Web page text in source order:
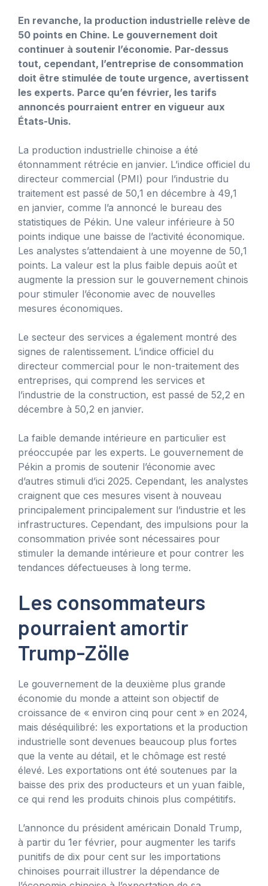
En revanche, la production industrielle relève de
50 points en Chine. Le gouvernement doit
continuer à soutenir l’économie. Par-dessus
tout, cependant, l’entreprise de consommation
doit être stimulée de toute urgence, avertissent
les experts. Parce qu’en février, les tarifs
annoncés pourraient entrer en vigueur aux
États-Unis.
La production industrielle chinoise a été
étonnamment rétrécie en janvier. L’indice officiel du
directeur commercial (PMI) pour l’industrie du
traitement est passé de 50,1 en décembre à 49,1
en janvier, comme l’a annoncé le bureau des
statistiques de Pékin. Une valeur inférieure à 50
points indique une baisse de l’activité économique.
Les analystes s’attendaient à une moyenne de 50,1
points. La valeur est la plus faible depuis août et
augmente la pression sur le gouvernement chinois
pour stimuler l’économie avec de nouvelles
mesures économiques.
Le secteur des services a également montré des
signes de ralentissement. L’indice officiel du
directeur commercial pour le non-traitement des
entreprises, qui comprend les services et
l’industrie de la construction, est passé de 52,2 en
décembre à 50,2 en janvier.
La faible demande intérieure en particulier est
préoccupée par les experts. Le gouvernement de
Pékin a promis de soutenir l’économie avec
d’autres stimuli d’ici 2025. Cependant, les analystes
craignent que ces mesures visent à nouveau
principalement principalement sur l’industrie et les
infrastructures. Cependant, des impulsions pour la
consommation privée sont nécessaires pour
stimuler la demande intérieure et pour contrer les
tendances défectueuses à long terme.
Les consommateurs
pourraient amortir
Trump-Zölle
Le gouvernement de la deuxième plus grande
économie du monde a atteint son objectif de
croissance de « environ cinq pour cent » en 2024,
mais déséquilibré: les exportations et la production
industrielle sont devenues beaucoup plus fortes
que la vente au détail, et le chômage est resté
élevé. Les exportations ont été soutenues par la
baisse des prix des producteurs et un yuan faible,
ce qui rend les produits chinois plus compétitifs.
L’annonce du président américain Donald Trump,
à partir du 1er février, pour augmenter les tarifs
punitifs de dix pour cent sur les importations
chinoises pourrait illustrer la dépendance de